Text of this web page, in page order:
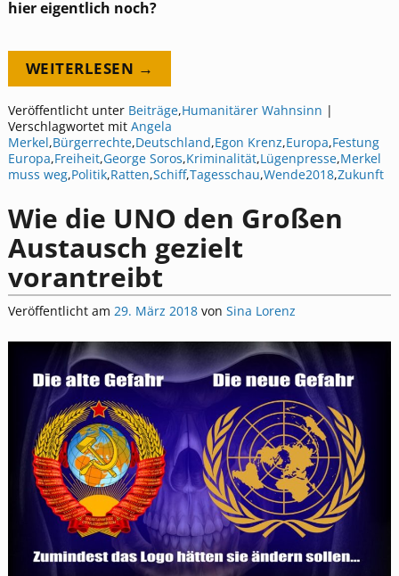
hier eigentlich noch?
WEITERLESEN →
Veröffentlicht unter Beiträge,Humanitärer Wahnsinn |
Verschlagwortet mit Angela
Merkel,Bürgerrechte,Deutschland,Egon Krenz,Europa,Festung
Europa,Freiheit,George Soros,Kriminalität,Lügenpresse,Merkel
muss weg,Politik,Ratten,Schiff,Tagesschau,Wende2018,Zukunft
Wie die UNO den Großen
Austausch gezielt
vorantreibt
Veröffentlicht am 29. März 2018 von Sina Lorenz